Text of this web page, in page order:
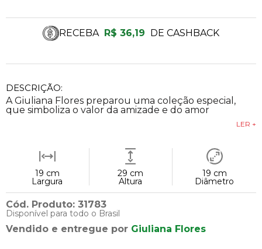
DESCRIÇÃO:
A Giuliana Flores preparou uma coleção especial,
que simboliza o valor da amizade e do amor
LER +
19 cm
Largura
29 cm
Altura
19 cm
Diâmetro
Cód. Produto: 31783
Disponível para todo o Brasil
Vendido e entregue por Giuliana Flores
RECEBA R$ 36,19 DE CASHBACK